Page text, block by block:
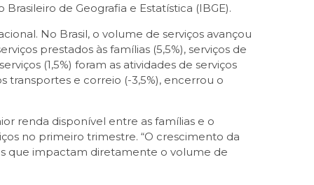
de Geografia e Estatística (IBGE).
No Brasil, o volume de serviços avançou
prestados às famílias (5,5%), serviços de
(1,5%) foram as atividades de serviços
transportes e correio (-3,5%), encerrou o
renda disponível entre as famílias e o
no primeiro trimestre. “O crescimento da
que impactam diretamente o volume de